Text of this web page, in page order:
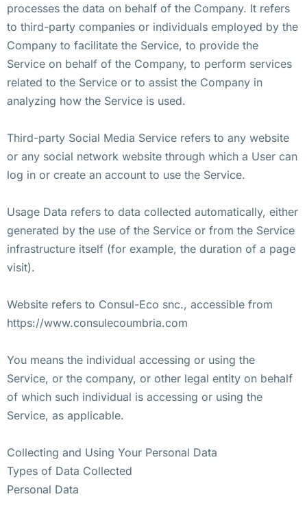
processes the data on behalf of the Company. It refers
to third-party companies or individuals employed by the
Company to facilitate the Service, to provide the
Service on behalf of the Company, to perform services
related to the Service or to assist the Company in
analyzing how the Service is used.
Third-party Social Media Service refers to any website
or any social network website through which a User can
log in or create an account to use the Service.
Usage Data refers to data collected automatically, either
generated by the use of the Service or from the Service
infrastructure itself (for example, the duration of a page
visit).
Website refers to Consul-Eco snc., accessible from
https://www.consulecoumbria.com
You means the individual accessing or using the
Service, or the company, or other legal entity on behalf
of which such individual is accessing or using the
Service, as applicable.
Collecting and Using Your Personal Data
Types of Data Collected
Personal Data